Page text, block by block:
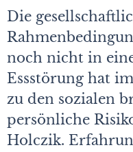
Die
noch nicht in
Essstörung hat
zu den sozialen
persönliche
Holczik.